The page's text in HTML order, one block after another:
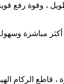
، وقوة رفع
مباشرة
قاطع الركام